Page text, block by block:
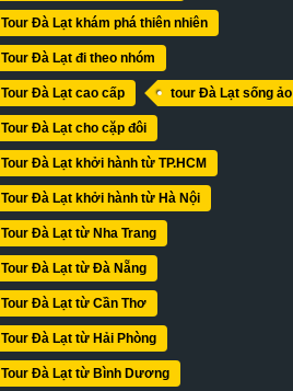
Tour Đà Lạt khám phá thiên nhiên
Tour Đà Lạt đi theo nhóm
Tour Đà Lạt cao cấp tour Đà Lạt sống ảo
Tour Đà Lạt cho cặp đôi
Tour Đà Lạt khởi hành từ TP.HCM
Tour Đà Lạt khởi hành từ Hà Nội
Tour Đà Lạt từ Nha Trang
Tour Đà Lạt từ Đà Nẵng
Tour Đà Lạt từ Cần Thơ
Tour Đà Lạt từ Hải Phòng
Tour Đà Lạt từ Bình Dương